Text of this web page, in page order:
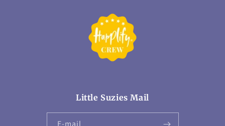
Little Suzies Mail